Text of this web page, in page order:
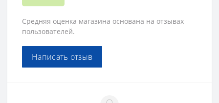
Средняя оценка магазина основана на отзывах
пользователей.
Написать отзыв